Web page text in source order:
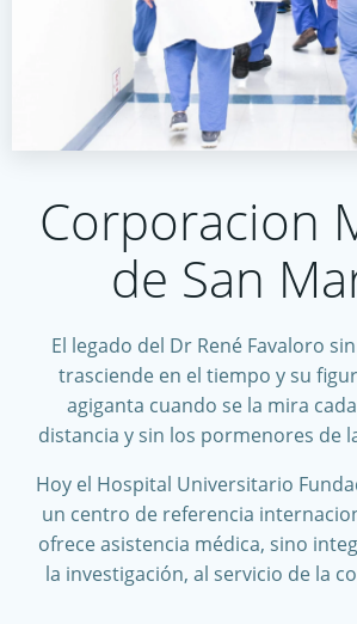
Corporacion
de San
El legado del Dr René Favaloro
trasciende en el tiempo y su
agiganta cuando se la mira
distancia y sin los pormenores de
Hoy el Hospital Universitario
un centro de referencia
ofrece asistencia médica, sino
la investigación, al servicio de la